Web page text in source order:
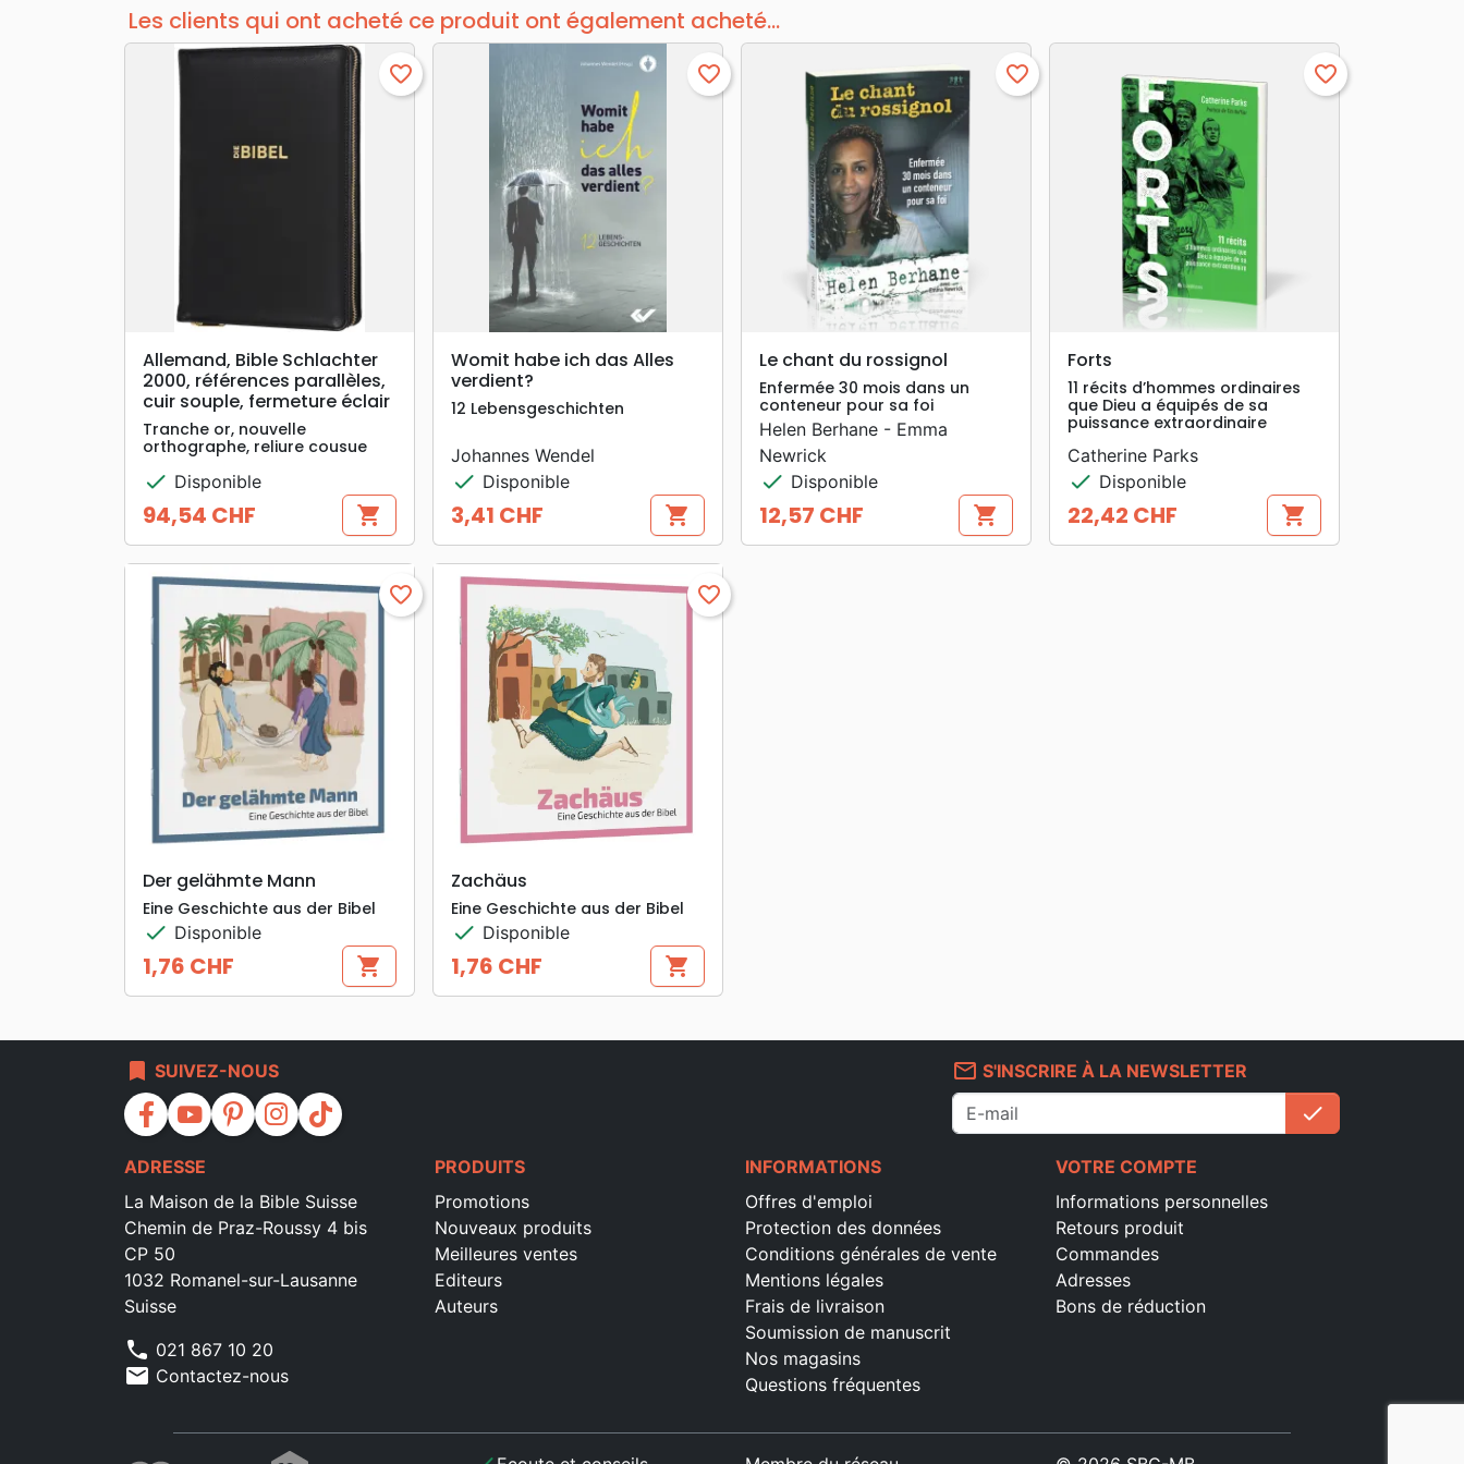
Les clients qui ont acheté ce produit ont également acheté...
search APERÇU RAPIDE
favorite_border
Allemand, Bible Schlachter
2000, références parallèles,
cuir souple, fermeture éclair
Tranche or, nouvelle
orthographe, reliure cousue
check Disponible
Prix
94,54 CHF shopping_cart
search APERÇU RAPIDE
favorite_border
Womit habe ich das Alles
verdient?
12 Lebensgeschichten
Johannes Wendel
check Disponible
Prix
3,41 CHF shopping_cart
search APERÇU RAPIDE
favorite_border
Le chant du rossignol
Enfermée 30 mois dans un
conteneur pour sa foi
Helen Berhane - Emma
Newrick
check Disponible
Prix
12,57 CHF shopping_cart
search
favorite_border
Forts
11 récits d’hommes ordinaires
que Dieu a équipés de sa
puissance extraordinaire
Catherine Parks
check Disponible
Prix
22,42 CHF shopping_cart
searchAPERÇU RAPIDE
favorite_border
Der gelähmte Mann
Eine Geschichte aus der Bibel
check Disponible
Prix
1,76 CHF shopping_cart
search
favorite_border
Zachäus
Eine Geschichte aus der Bibel
check Disponible
Prix
1,76 CHF shopping_cart
bookmark SUIVEZ-NOUS
facebook youtube pinterest instagram tiktok
mail_outline S'INSCRIRE À LA NEWSLETTER
check
ADRESSE
La Maison de la Bible Suisse
Chemin de Praz-Roussy 4 bis
CP 50
1032 Romanel-sur-Lausanne
Suisse
phone 021 867 10 20
mail Contactez-nous
PRODUITS
Promotions
Nouveaux produits
Meilleures ventes
Editeurs
Auteurs
INFORMATIONS
Offres d'emploi
Protection des données
Conditions générales de vente
Mentions légales
Frais de livraison
Soumission de manuscrit
Nos magasins
Questions fréquentes
VOTRE COMPTE
Informations personnelles
Retours produit
Commandes
Adresses
Bons de réduction